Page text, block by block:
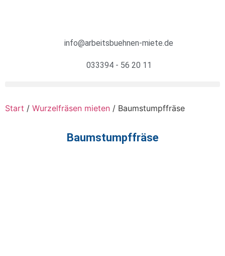
info@arbeitsbuehnen-miete.de
033394 - 56 20 11
Start / Wurzelfräsen mieten / Baumstumpffräse
Baumstumpffräse